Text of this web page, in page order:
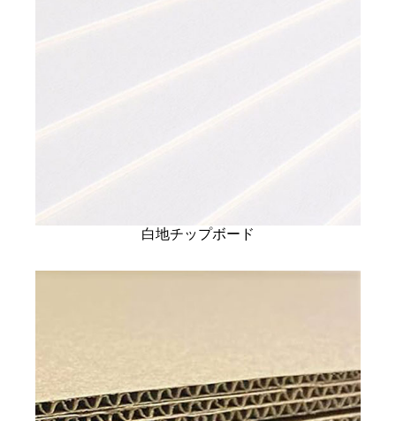
白地チップボード